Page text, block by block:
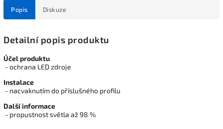
Popis Diskuze
Detailní popis produktu
Účel produktu
- ochrana LED zdroje
Instalace
- nacvaknutím do příslušného profilu
Další informace
- propustnost světla až 98 %